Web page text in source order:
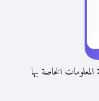
الخاصة بها